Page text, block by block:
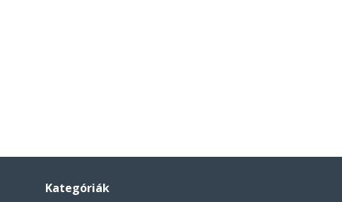
Kategóriák